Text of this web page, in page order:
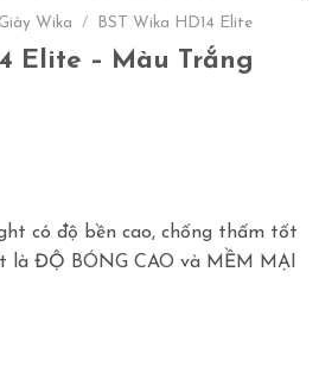
Giày Wika / BST Wika HD14 Elite
Elite – Màu Trắng
có độ bền cao, chống thấm tốt
là ĐỘ BÓNG CAO và MỀM MẠI